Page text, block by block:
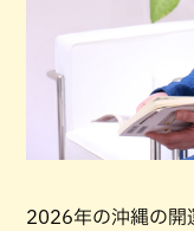
2026年の沖縄の開